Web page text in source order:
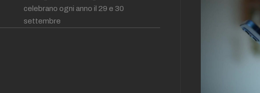
celebrano ogni anno il 29 e 30
settembre